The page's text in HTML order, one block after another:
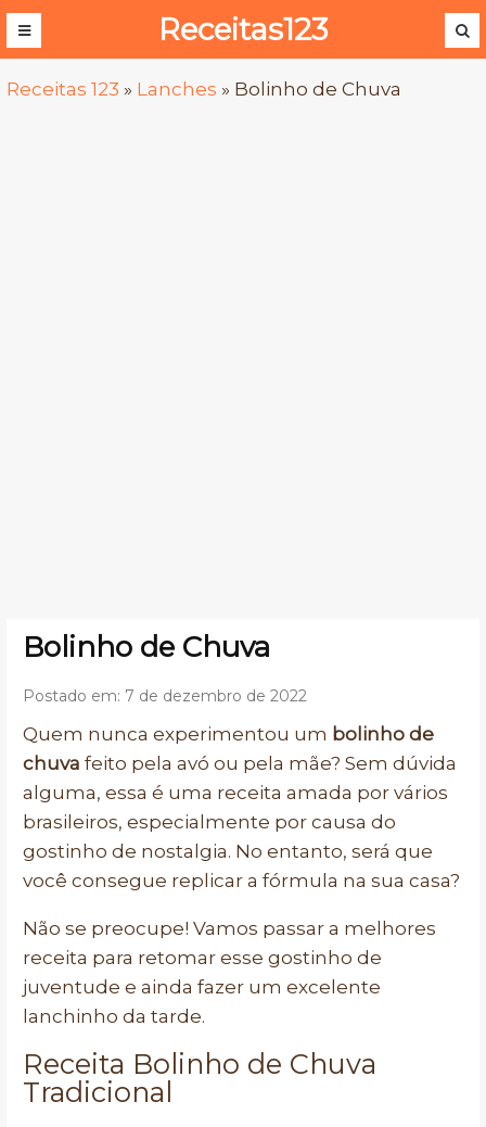
Receitas123
Receitas 123 » Lanches » Bolinho de Chuva
Bolinho de Chuva
Postado em: 7 de dezembro de 2022
Quem nunca experimentou um bolinho de
chuva feito pela avó ou pela mãe? Sem dúvida
alguma, essa é uma receita amada por vários
brasileiros, especialmente por causa do
gostinho de nostalgia. No entanto, será que
você consegue replicar a fórmula na sua casa?
Não se preocupe! Vamos passar a melhores
receita para retomar esse gostinho de
juventude e ainda fazer um excelente
lanchinho da tarde.
Receita Bolinho de Chuva
Tradicional